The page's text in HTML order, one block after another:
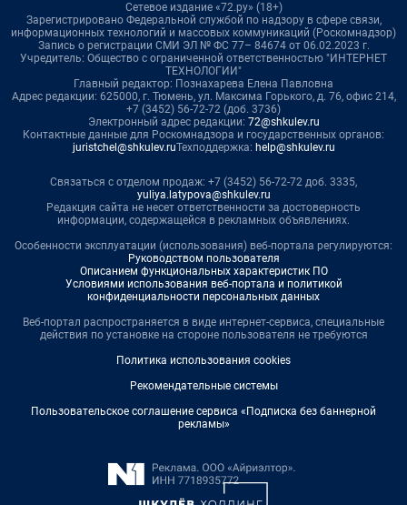
Сетевое издание «72.ру» (18+)
Зарегистрировано Федеральной службой по надзору в сфере связи,
информационных технологий и массовых коммуникаций (Роскомнадзор)
Запись о регистрации СМИ ЭЛ № ФС 77– 84674 от 06.02.2023 г.
Учредитель: Общество с ограниченной ответственностью "ИНТЕРНЕТ
ТЕХНОЛОГИИ"
Главный редактор: Познахарева Елена Павловна
Адрес редакции: 625000, г. Тюмень, ул. Максима Горького, д. 76, офис 214,
+7 (3452) 56-72-72 (доб. 3736)
Электронный адрес редакции: 72@shkulev.ru
Контактные данные для Роскомнадзора и государственных органов:
juristchel@shkulev.ruТехподдержка: help@shkulev.ru
Связаться с отделом продаж: +7 (3452) 56-72-72 доб. 3335,
yuliya.latypova@shkulev.ru
Редакция сайта не несет ответственности за достоверность
информации, содержащейся в рекламных объявлениях.
Особенности эксплуатации (использования) веб-портала регулируются:
Руководством пользователя
Описанием функциональных характеристик ПО
Условиями использования веб-портала и политикой
конфиденциальности персональных данных
Веб-портал распространяется в виде интернет-сервиса, специальные
действия по установке на стороне пользователя не требуются
Политика использования cookies
Рекомендательные системы
Пользовательское соглашение сервиса «Подписка без баннерной
рекламы»